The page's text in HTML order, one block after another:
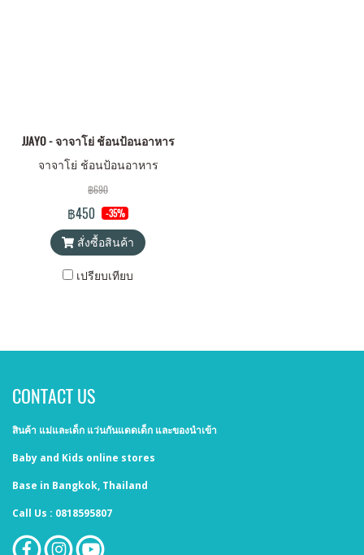
JJAYO - จาจาโย่ ช้อนป้อนอาหาร
จาจาโย่ ช้อนป้อนอาหาร
฿690
฿450 -35%
สั่งซื้อสินค้า
เปรียบเทียบ
CONTACT US
สินค้า แม่และเด็ก แว่นกันแดดเด็ก และของนำเข้า
Baby and Kids online stores
Base in Bangkok, Thailand
Call Us : 0818595807